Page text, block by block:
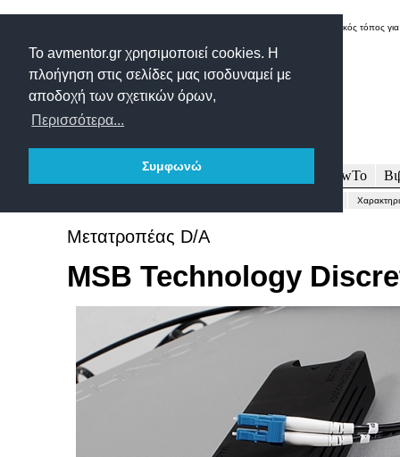
Το avmentor.gr χρησιμοποιεί cookies. Η
πλοήγηση στις σελίδες μας ισοδυναμεί με
αποδοχή των σχετικών όρων,
Περισσότερα...
Συμφωνώ
Δικτυακός τόπος
Δοκιμές Άρθρα HowTo
Μετατροπέας D/A
MSB Technology